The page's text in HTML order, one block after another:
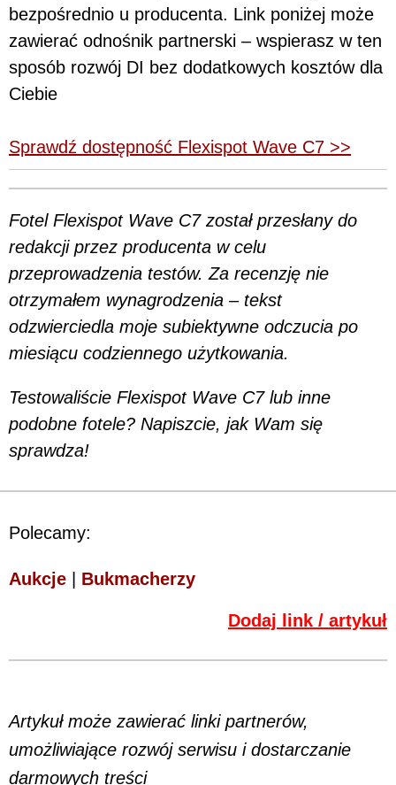
bezpośrednio u producenta. Link poniżej może
zawierać odnośnik partnerski – wspierasz w ten
sposób rozwój DI bez dodatkowych kosztów dla
Ciebie
Sprawdź dostępność Flexispot Wave C7 >>
Fotel Flexispot Wave C7 został przesłany do
redakcji przez producenta w celu
przeprowadzenia testów. Za recenzję nie
otrzymałem wynagrodzenia – tekst
odzwierciedla moje subiektywne odczucia po
miesiącu codziennego użytkowania.
Testowaliście Flexispot Wave C7 lub inne
podobne fotele? Napiszcie, jak Wam się
sprawdza!
Polecamy:
Aukcje Bukmacherzy
Dodaj link / artykuł
Artykuł może zawierać linki partnerów,
umożliwiające rozwój serwisu i dostarczanie
darmowych treści